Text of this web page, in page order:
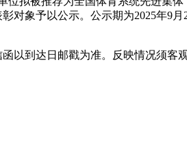
象予以公示。公示期为2025年9月
到达日邮戳为准。反映情况须客